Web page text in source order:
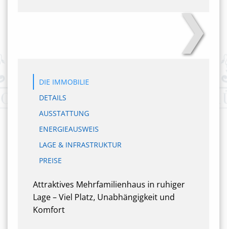
❯
DIE IMMOBILIE
DETAILS
AUSSTATTUNG
ENERGIEAUSWEIS
LAGE & INFRASTRUKTUR
PREISE
Attraktives Mehrfamilienhaus in ruhiger
Lage – Viel Platz, Unabhängigkeit und
Komfort